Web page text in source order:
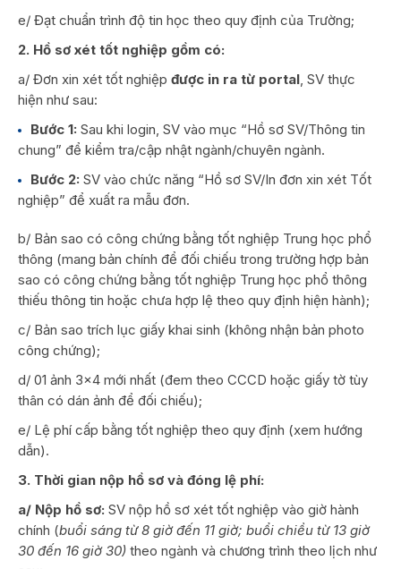
e/ Đạt chuẩn trình độ tin học theo quy định của Trường;
2. Hồ sơ xét tốt nghiệp gồm có:
a/ Đơn xin xét tốt nghiệp được in ra từ portal, SV thực
hiện như sau:
Bước 1: Sau khi login, SV vào mục “Hồ sơ SV/Thông tin
chung” để kiểm tra/cập nhật ngành/chuyên ngành.
Bước 2: SV vào chức năng “Hồ sơ SV/In đơn xin xét Tốt
nghiệp” để xuất ra mẫu đơn.
b/ Bản sao có công chứng bằng tốt nghiệp Trung học phổ
thông (mang bản chính để đối chiếu trong trường hợp bản
sao có công chứng bằng tốt nghiệp Trung học phổ thông
thiếu thông tin hoặc chưa hợp lệ theo quy định hiện hành);
c/ Bản sao trích lục giấy khai sinh (không nhận bản photo
công chứng);
d/ 01 ảnh 3×4 mới nhất (đem theo CCCD hoặc giấy tờ tùy
thân có dán ảnh để đối chiếu);
e/ Lệ phí cấp bằng tốt nghiệp theo quy định (xem hướng
dẫn).
3. Thời gian nộp hồ sơ và đóng lệ phí:
a/ Nộp hồ sơ: SV nộp hồ sơ xét tốt nghiệp vào giờ hành
chính (buổi sáng từ 8 giờ đến 11 giờ; buổi chiều từ 13 giờ
30 đến 16 giờ 30) theo ngành và chương trình theo lịch như